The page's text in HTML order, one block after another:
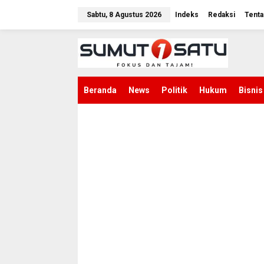
Sabtu, 8 Agustus 2026 Indeks Redaksi
Beranda News Politik Hukum Bisnis